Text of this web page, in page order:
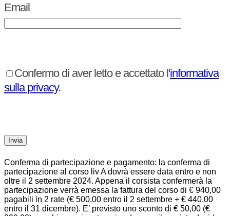
Email
Confermo di aver letto e accettato l'informativa
sulla privacy.
Conferma di partecipazione e pagamento: la conferma di
partecipazione al corso liv A dovrà essere data entro e non
oltre il 2 settembre 2024. Appena il corsista confermerà la
partecipazione verrà emessa la fattura del corso di € 940,00
pagabili in 2 rate (€ 500,00 entro il 2 settembre + € 440,00
entro il 31 dicembre). E’ previsto uno sconto di € 50,00 (€